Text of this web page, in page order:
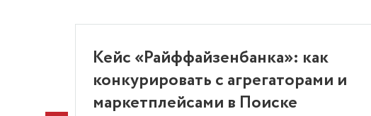
Кейс «Райффайзенбанка»: как
конкурировать с агрегаторами и
маркетплейсами в Поиске